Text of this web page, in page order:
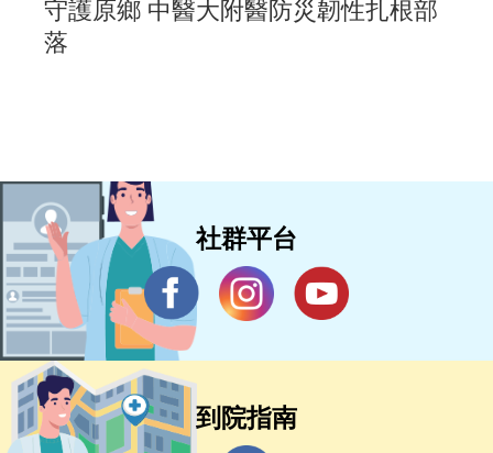
守護原鄉 中醫大附醫防災韌性扎根部
落
社群平台
到院指南